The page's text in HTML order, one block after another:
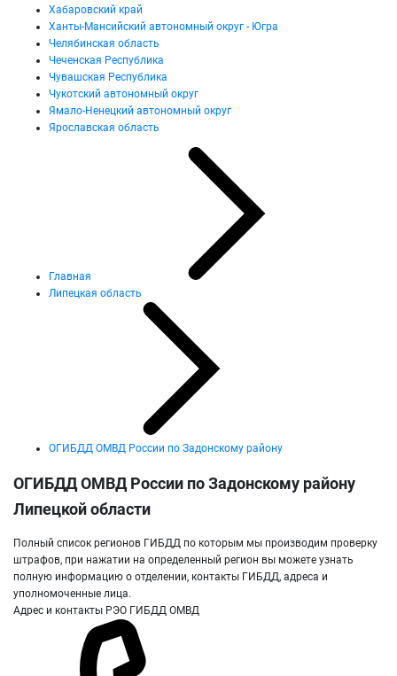
Хабаровский край
Ханты-Мансийский автономный округ - Югра
Челябинская область
Чеченская Республика
Чувашская Республика
Чукотский автономный округ
Ямало-Ненецкий автономный округ
Ярославская область
Главная
Липецкая область
ОГИБДД ОМВД России по Задонскому району
ОГИБДД ОМВД России по Задонскому району
Липецкой области
Полный список регионов ГИБДД по которым мы производим проверку
штрафов, при нажатии на определенный регион вы можете узнать
полную информацию о отделении, контакты ГИБДД, адреса и
уполномоченные лица.
Адрес и контакты РЭО ГИБДД ОМВД